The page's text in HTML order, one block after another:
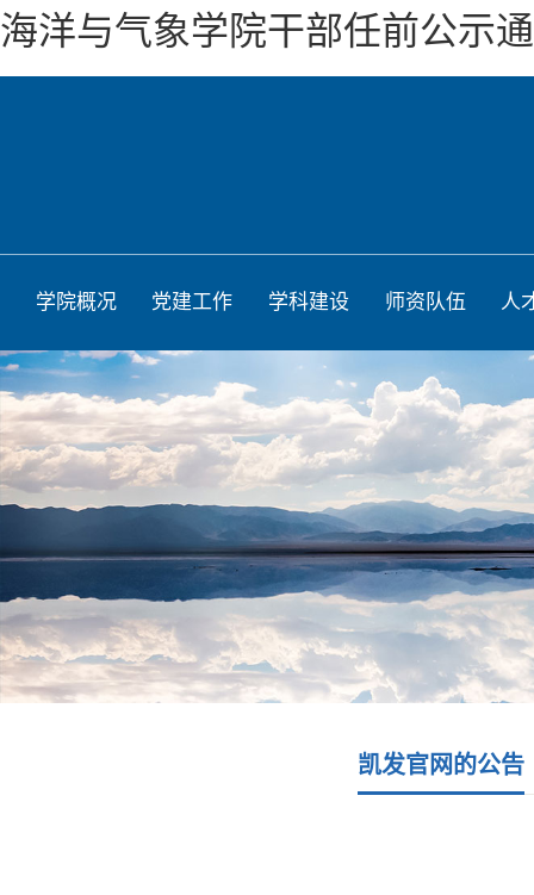
海洋与气象学院干部任前公示
学院概况 党建工作 学科建设 师资队伍 人
凯发官网的公告